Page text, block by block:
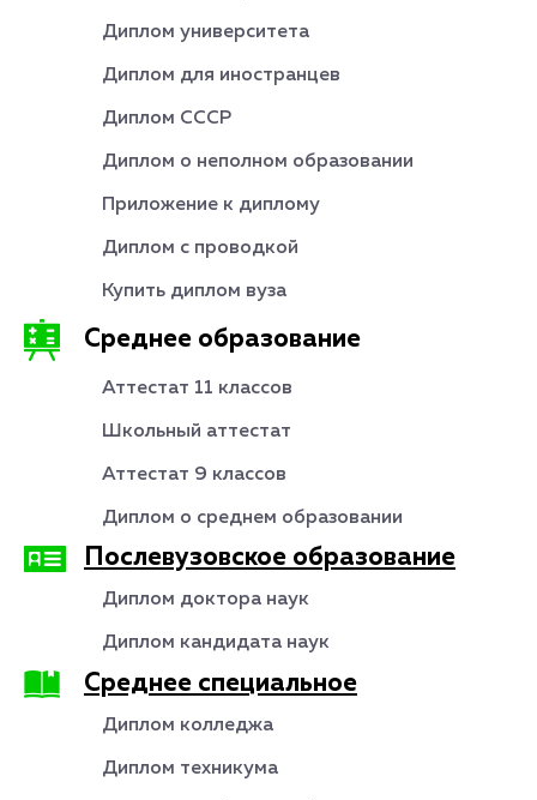
Диплом университета
Диплом для иностранцев
Диплом СССР
Диплом о неполном образовании
Приложение к диплому
Диплом с проводкой
Купить диплом вуза
Среднее образование
Аттестат 11 классов
Школьный аттестат
Аттестат 9 классов
Диплом о среднем образовании
Послевузовское образование
Диплом доктора наук
Диплом кандидата наук
Среднее специальное
Диплом колледжа
Диплом техникума